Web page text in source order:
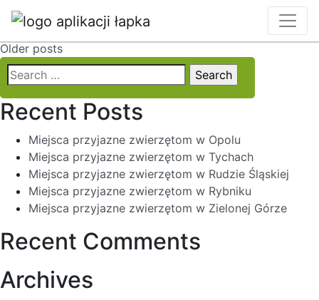
Locality:Lublin
Posts
navigation
Older posts
Search
for:
Recent Posts
Miejsca przyjazne zwierzętom w Opolu
Miejsca przyjazne zwierzętom w Tychach
Miejsca przyjazne zwierzętom w Rudzie Śląskiej
Miejsca przyjazne zwierzętom w Rybniku
Miejsca przyjazne zwierzętom w Zielonej Górze
Recent Comments
Archives